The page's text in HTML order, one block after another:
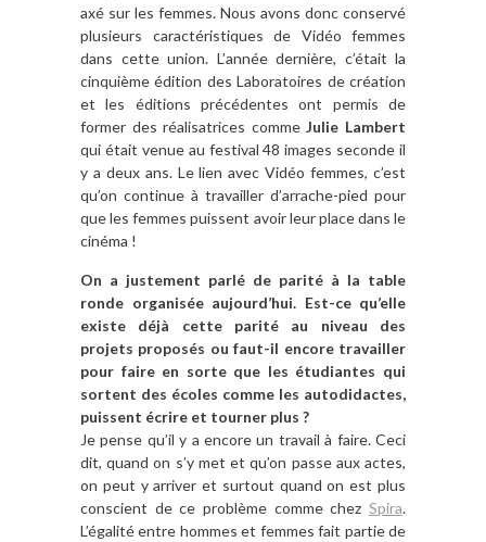
axé sur les femmes. Nous avons donc conservé
plusieurs caractéristiques de Vidéo femmes
dans cette union. L’année dernière, c’était la
cinquième édition des Laboratoires de création
et les éditions précédentes ont permis de
former des réalisatrices commeJulie Lambert
qui était venue au festival 48 images seconde il
y a deux ans. Le lien avec Vidéo femmes, c’est
qu’on continue à travailler d’arrache-pied pour
que les femmes puissent avoir leur place dans le
cinéma !
On a justement parlé de parité à la table
ronde organisée aujourd’hui. Est-ce qu’elle
existe déjà cette parité au niveau des
projets proposés ou faut-il encore travailler
pour faire en sorte que les étudiantes qui
sortent des écoles comme les autodidactes,
puissent écrire et tourner plus ?
Je pense qu’il y a encore un travail à faire. Ceci
dit, quand on s’y met et qu’on passe aux actes,
on peut y arriver et surtout quand on est plus
conscient de ce problème comme chez Spira.
L’égalité entre hommes et femmes fait partie de